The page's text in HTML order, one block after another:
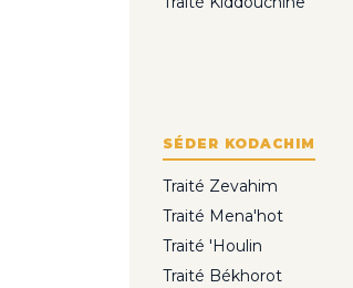
SÉDER KODACHIM
Traité Zevahim
Traité Mena'hot
Traité 'Houlin
Traité Békhorot